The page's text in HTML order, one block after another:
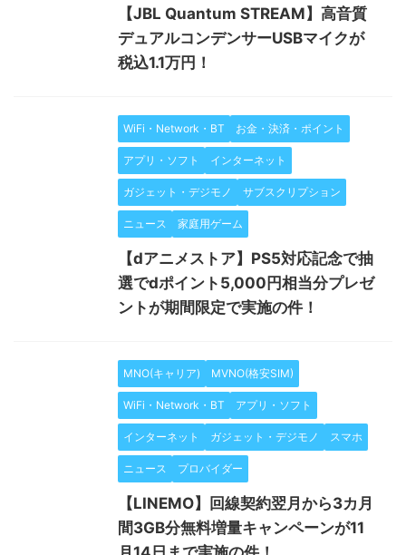
【JBL Quantum STREAM】高音質
デュアルコンデンサーUSBマイクが
税込1.1万円！
WiFi・Network・BT お金・決済・ポイント
アプリ・ソフト インターネット
ガジェット・デジモノ サブスクリプション
ニュース 家庭用ゲーム
【dアニメストア】PS5対応記念で抽
選でdポイント5,000円相当分プレゼ
ントが期間限定で実施の件！
MNO(キャリア) MVNO(格安SIM)
WiFi・Network・BT アプリ・ソフト
インターネット ガジェット・デジモノ スマホ
ニュース プロバイダー
【LINEMO】回線契約翌月から3カ月
間3GB分無料増量キャンペーンが11